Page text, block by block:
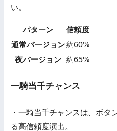
い。
パターン
信頼度
通常バージョン約60%
夜バージョン
約65%
一騎当千チャンス
・一騎当千チャンスは、ボタ
る高信頼度演出。